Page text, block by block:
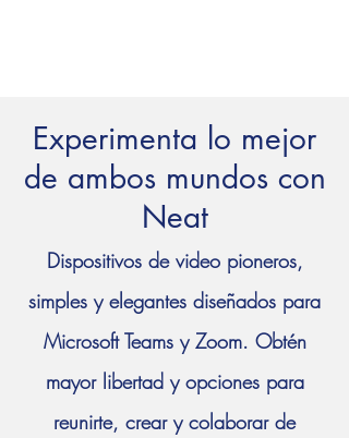
Experimenta lo mejor
de ambos mundos con
Neat
Dispositivos de video pioneros,
simples y elegantes diseñados para
Microsoft Teams y Zoom. Obtén
mayor libertad y opciones para
reunirte, crear y colaborar de